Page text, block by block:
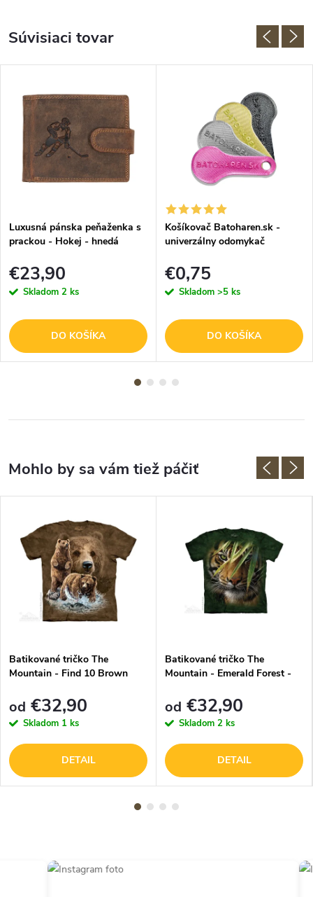
Súvisiaci tovar
Luxusná pánska peňaženka s
prackou - Hokej - hnedá
€23,90
Skladom 2 ks
DO KOŠÍKA
Košíkovač Batoharen.sk -
univerzálny odomykač
farba - 1 ks
€0,75
Skladom >5 ks
DO KOŠÍKA
Batikované tričko The
Mountain - Find 10 Brown
od €32,90
Skladom 1 ks
DETAIL
Batikované tričko The
Mountain - Emerald Forest -
od €32,90
Skladom 2 ks
DETAIL